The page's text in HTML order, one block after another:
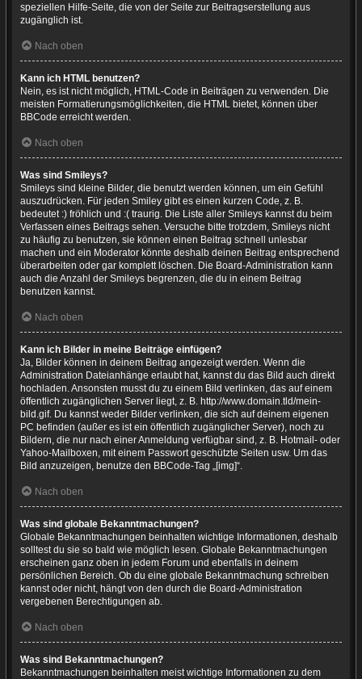
speziellen Hilfe-Seite, die von der Seite zur Beitragserstellung aus
zugänglich ist.
Nach oben
Kann ich HTML benutzen?
Nein, es ist nicht möglich, HTML-Code in Beiträgen zu verwenden. Die
meisten Formatierungsmöglichkeiten, die HTML bietet, können über
BBCode erreicht werden.
Nach oben
Was sind Smileys?
Smileys sind kleine Bilder, die benutzt werden können, um ein Gefühl
auszudrücken. Für jeden Smiley gibt es einen kurzen Code, z. B.
bedeutet :) fröhlich und :( traurig. Die Liste aller Smileys kannst du beim
Verfassen eines Beitrags sehen. Versuche bitte trotzdem, Smileys nicht
zu häufig zu benutzen, sie können einen Beitrag schnell unlesbar
machen und ein Moderator könnte deshalb deinen Beitrag entsprechend
überarbeiten oder gar komplett löschen. Die Board-Administration kann
auch die Anzahl der Smileys begrenzen, die du in einem Beitrag
benutzen kannst.
Nach oben
Kann ich Bilder in meine Beiträge einfügen?
Ja, Bilder können in deinem Beitrag angezeigt werden. Wenn die
Administration Dateianhänge erlaubt hat, kannst du das Bild auch direkt
hochladen. Ansonsten musst du zu einem Bild verlinken, das auf einem
öffentlich zugänglichen Server liegt, z. B. http://www.domain.tld/mein-
bild.gif. Du kannst weder Bilder verlinken, die sich auf deinem eigenen
PC befinden (außer es ist ein öffentlich zugänglicher Server), noch zu
Bildern, die nur nach einer Anmeldung verfügbar sind, z. B. Hotmail- oder
Yahoo-Mailboxen, mit einem Passwort geschützte Seiten usw. Um das
Bild anzuzeigen, benutze den BBCode-Tag „[img]“.
Nach oben
Was sind globale Bekanntmachungen?
Globale Bekanntmachungen beinhalten wichtige Informationen, deshalb
solltest du sie so bald wie möglich lesen. Globale Bekanntmachungen
erscheinen ganz oben in jedem Forum und ebenfalls in deinem
persönlichen Bereich. Ob du eine globale Bekanntmachung schreiben
kannst oder nicht, hängt von den durch die Board-Administration
vergebenen Berechtigungen ab.
Nach oben
Was sind Bekanntmachungen?
Bekanntmachungen beinhalten meist wichtige Informationen zu dem